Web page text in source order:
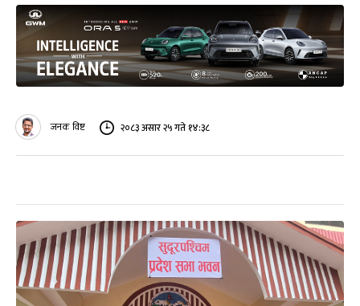
जनक विष्ट २०८३ असार २५ गते १४:३८